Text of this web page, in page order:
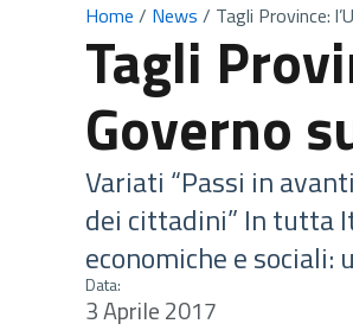
Home / News / Tagli Province:
Tagli
Governo
Variati “Passi in
dei cittadini” In tutta
economiche e sociali:
Data:
3 Aprile 2017